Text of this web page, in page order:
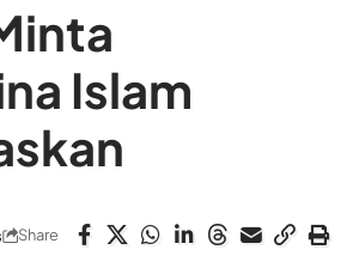
Islam
Share